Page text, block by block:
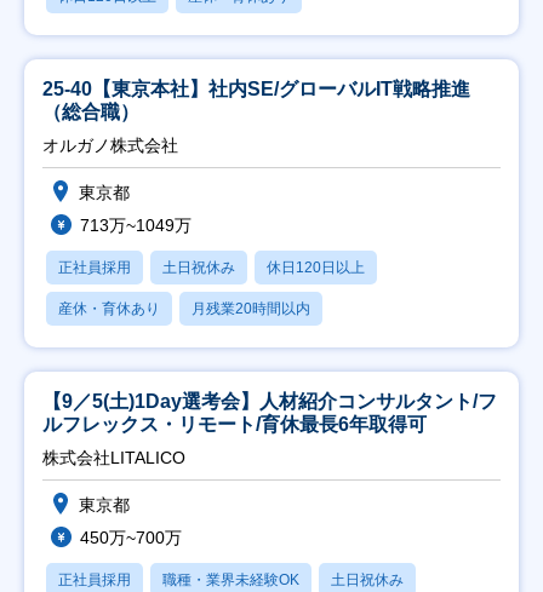
25-40【東京本社】社内SE/グローバルIT戦略推進
（総合職）
オルガノ株式会社
東京都
713万~1049万
正社員採用 土日祝休み 休日120日以上
産休・育休あり 月残業20時間以内
【9／5(土)1Day選考会】人材紹介コンサルタント/フ
ルフレックス・リモート/育休最長6年取得可
株式会社LITALICO
東京都
450万~700万
正社員採用 職種・業界未経験OK 土日祝休み